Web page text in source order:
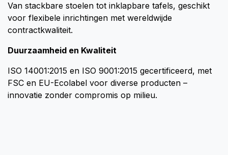
Van stackbare stoelen tot inklapbare tafels, geschikt
voor flexibele inrichtingen met wereldwijde
contractkwaliteit.
Duurzaamheid en Kwaliteit
ISO 14001:2015 en ISO 9001:2015 gecertificeerd, met
FSC en EU-Ecolabel voor diverse producten –
innovatie zonder compromis op milieu.